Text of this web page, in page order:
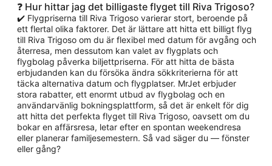
❓ Hur hittar jag det billigaste flyget till Riva Trigoso?
✔️ Flygpriserna till Riva Trigoso varierar stort, beroende på
ett flertal olika faktorer. Det är lättare att hitta ett billigt flyg
till Riva Trigoso om du är flexibel med datum för avgång och
återresa, men dessutom kan valet av flygplats och
flygbolag påverka biljettpriserna. För att hitta de bästa
erbjudanden kan du försöka ändra sökkriterierna för att
täcka alternativa datum och flygplatser. MrJet erbjuder
stora rabatter, ett enormt utbud av flygbolag och en
användarvänlig bokningsplattform, så det är enkelt för dig
att hitta det perfekta flyget till Riva Trigoso, oavsett om du
bokar en affärsresa, letar efter en spontan weekendresa
eller planerar familjesemestern. Så vad säger du — fönster
eller gång?